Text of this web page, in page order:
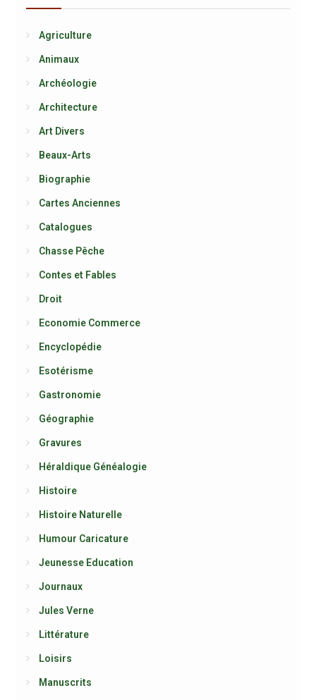
Agriculture
Animaux
Archéologie
Architecture
Art Divers
Beaux-Arts
Biographie
Cartes Anciennes
Catalogues
Chasse Pêche
Contes et Fables
Droit
Economie Commerce
Encyclopédie
Esotérisme
Gastronomie
Géographie
Gravures
Héraldique Généalogie
Histoire
Histoire Naturelle
Humour Caricature
Jeunesse Education
Journaux
Jules Verne
Littérature
Loisirs
Manuscrits